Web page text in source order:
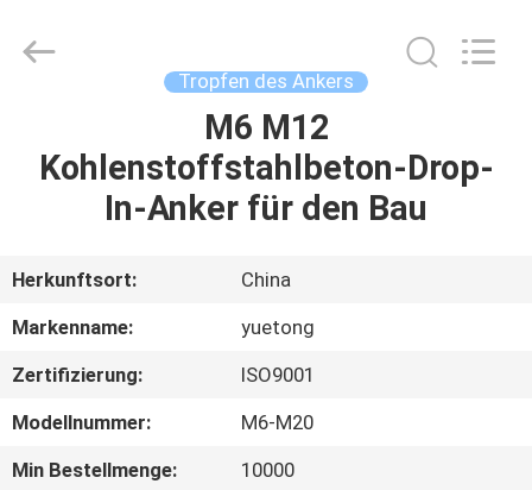
PRODUKTE
ÜBER
UNS
FABRIK-
AUSFLUG
TRADING
CO.,LTD.
Tropfen des Ankers
M6 M12
Kohlenstoffstahlbeton-Drop-
In-Anker für den Bau
Herkunftsort:
China
Markenname:
yuetong
Zertifizierung:
ISO9001
Modellnummer:
M6-M20
Min Bestellmenge:
10000